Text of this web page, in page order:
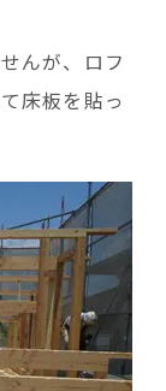
んが、ロフ
床板を貼っ